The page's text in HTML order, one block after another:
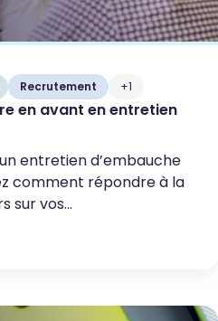
Recrutement +1
en avant en entretien
entretien d’embauche
comment répondre à la
sur vos...